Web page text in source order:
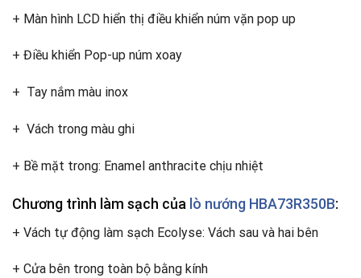
+ Màn hình LCD hiển thị điều khiển núm vặn pop up
+ Điều khiển Pop-up núm xoay
+ Tay nắm màu inox
+ Vách trong màu ghi
+ Bề mặt trong: Enamel anthracite chịu nhiệt
Chương trình làm sạch của lò nướng HBA73R350B:
+ Vách tự động làm sạch Ecolyse: Vách sau và hai bên
+ Cửa bên trong toàn bộ bằng kính